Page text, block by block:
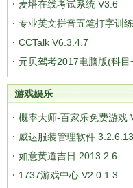
麦塔在线考试系统 V3.6
专业英文拼音五笔打字训
CCTalk V6.3.4.7
元贝驾考2017电脑版(科
游戏娱乐
概率大师-百家乐免费游戏
威达服装管理软件 3.2.6.13
如意黄道吉日 2013 2.6
1737游戏中心 V2.0.1.3